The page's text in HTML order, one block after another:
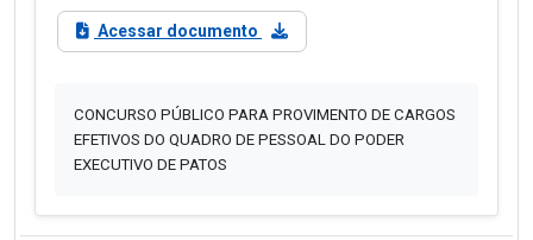
Acessar documento
CONCURSO PÚBLICO PARA PROVIMENTO DE CARGOS
EFETIVOS DO QUADRO DE PESSOAL DO PODER
EXECUTIVO DE PATOS